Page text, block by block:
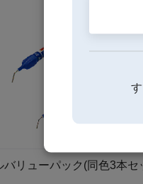
バリューパック(同色3本セ